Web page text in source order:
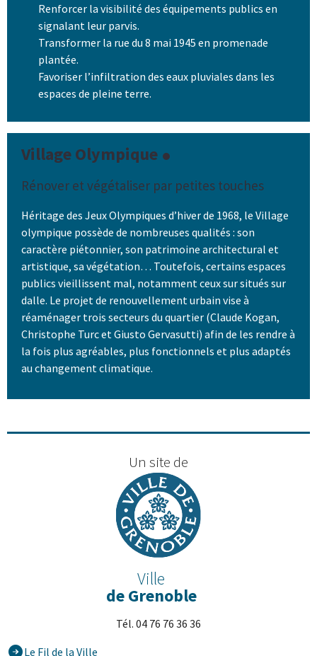
Renforcer la visibilité des équipements publics en
signalant leur parvis.
Transformer la rue du 8 mai 1945 en promenade
plantée.
Favoriser l’infiltration des eaux pluviales dans les
espaces de pleine terre.
Village Olympique
Rénover et végétaliser par petites touches
Héritage des Jeux Olympiques d’hiver de 1968, le Village
olympique possède de nombreuses qualités : son
caractère piétonnier, son patrimoine architectural et
artistique, sa végétation… Toutefois, certains espaces
publics vieillissent mal, notamment ceux sur situés sur
dalle. Le projet de renouvellement urbain vise à
réaménager trois secteurs du quartier (Claude Kogan,
Christophe Turc et Giusto Gervasutti) afin de les rendre à
la fois plus agréables, plus fonctionnels et plus adaptés
au changement climatique.
Un site de
Ville
de Grenoble
Tél. 04 76 76 36 36
Le Fil de la Ville